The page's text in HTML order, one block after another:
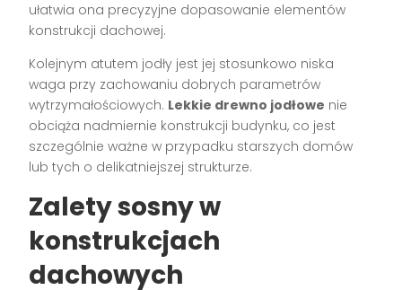
ułatwia ona precyzyjne dopasowanie elementów
konstrukcji dachowej.
Kolejnym atutem jodły jest jej stosunkowo niska
waga przy zachowaniu dobrych parametrów
wytrzymałościowych. Lekkie drewno jodłowe nie
obciąża nadmiernie konstrukcji budynku, co jest
szczególnie ważne w przypadku starszych domów
lub tych o delikatniejszej strukturze.
Zalety sosny w
konstrukcjach
dachowych